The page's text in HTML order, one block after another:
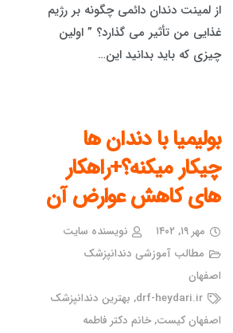
از لمینت دندان دائمی چگونه بر رژیم
غذایی من تأثیر می گذارد؟ ” اولین
چیزی که باید بدانید این…
بولیمیا با دندان ها
چیکار میکنه؟+راهکار
های کاهش عوارض آن
مهر ۱۹, ۱۴۰۲
نویسنده سایت
مطالب آموزشی دندانپزشک
اصفهان
drf-heydari.ir
, بهترین دندانپزشک
اصفهان کیست,خانم دکتر فاطمه